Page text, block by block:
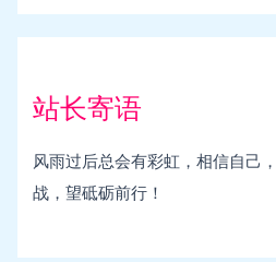
站长寄语
风雨过后总会有彩虹，相信自己
战，望砥砺前行！